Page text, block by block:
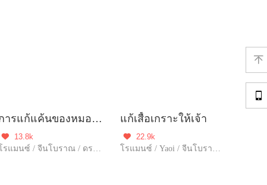
การแก้แค้นของหมอสาวที่เกิดใหม่

13.8k
โรแมนซ์ / จีนโบราณ / ดราม่า / แก้แค้น / ฮอต / ความรัก / เกิดใหม่
แก้เสื้อเกราะให้เจ้า

22.9k
โรแมนซ์ / Yaoi / จีนโบราณ / คุณอาจชอบ / ดราม่า / แก้แค้น / ฮอต / รักหวานฉ่ำ / ความรัก / กลยุทธ์ / โชคชะตา / เกิดใหม่
